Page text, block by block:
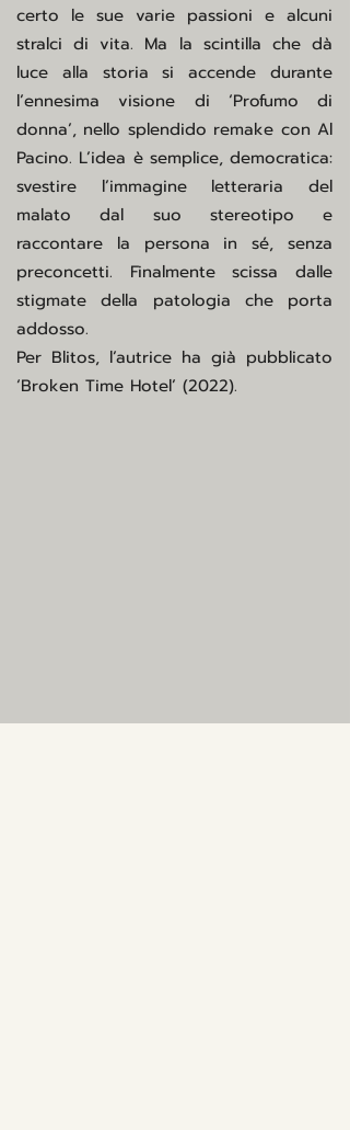
certo le sue varie passioni e alcuni
stralci di vita. Ma la scintilla che dà
luce alla storia si accende durante
l’ennesima visione di ‘Profumo di
donna’, nello splendido remake con Al
Pacino. L’idea è semplice, democratica:
svestire l’immagine letteraria del
malato dal suo stereotipo e
raccontare la persona in sé, senza
preconcetti. Finalmente scissa dalle
stigmate della patologia che porta
addosso.
Per Blitos, l’autrice ha già pubblicato
‘Broken Time Hotel’ (2022).